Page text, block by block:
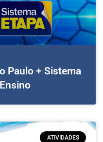
Paulo + Sistema
ATIVIDADES